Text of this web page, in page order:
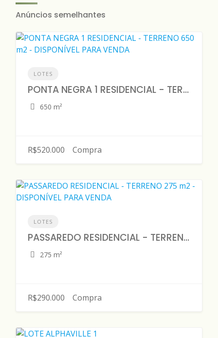
Anúncios semelhantes
LOTES
PONTA NEGRA 1 RESIDENCIAL - TERRENO 650 m2 - DISPONÍVEL PARA VENDA
650 m²
R$520.000 Compra
LOTES
PASSAREDO RESIDENCIAL - TERRENO 275 m2 -DISPONÍVEL PARA VENDA
275 m²
R$290.000 Compra